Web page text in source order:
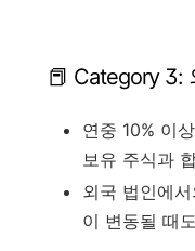
📕 Category 3:
연중 10% 이
보유 주식과
외국 법인에
이 변동될 때